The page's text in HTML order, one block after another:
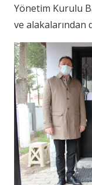
Yönetim Kurulu
ve alakalarından